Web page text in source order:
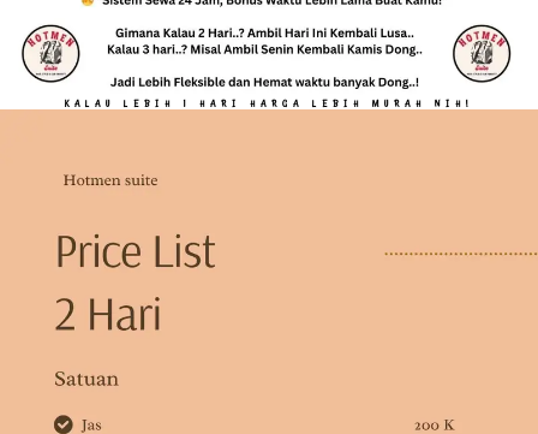
KALAU LEBIH 1 HARI HARGA LEBIH MURAH NIH!